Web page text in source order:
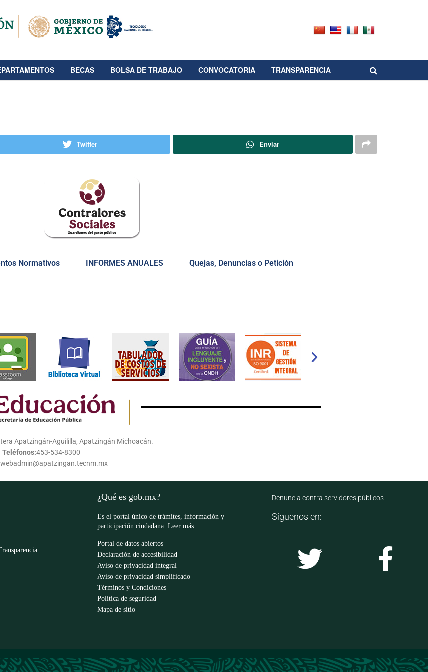
BECAS BOLSA DE TRABAJO CONVOCATORIA TRANSPARENCIA
Twitter Enviar
Normativos INFORMES ANUALES Quejas, Denuncias o Petición
Apatzingán-Aguililla, Apatzingán Michoacán.
Teléfonos:453-534-8300
webadmin@apatzingan.tecnm.mx
¿Qué es gob.mx?
Es el portal único de trámites, información y
participación ciudadana. Leer más
Portal de datos abiertos
Declaración de accesibilidad
Aviso de privacidad integral
Aviso de privacidad simplificado
Términos y Condiciones
Política de seguridad
Mapa de sitio
Denuncia contra servidores públicos
Síguenos en: